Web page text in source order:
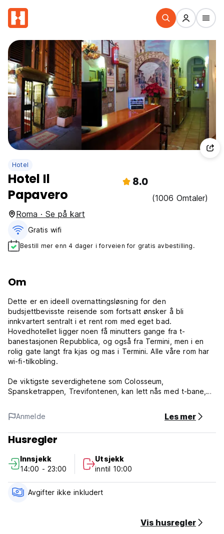
Hotel
Hotel Il
Papavero
8.0
(1006 Omtaler)
Roma · Se på kart
Gratis wifi‎
Bestill mer enn 4 dager i forveien for gratis avbestilling.
Om
Dette er en ideell overnattingsløsning for den
budsjettbevisste reisende som fortsatt ønsker å bli
innkvartert sentralt i et rent rom med eget bad.
Hovedhotellet ligger noen få minutters gange fra t-
banestasjonen Repubblica, og også fra Termini, men i en
rolig gate langt fra kjas og mas i Termini. Alle våre rom har
wi-fi-tilkobling.
De viktigste severdighetene som Colosseum,
Spansketrappen, Trevifontenen, kan lett nås med t-bane,
Kredittkortet er kun for å garantere reservasjonen:
Betalingen vil bli gjort ved ankomst.
person, per natt).
Avbestillingsregler:
Avbestilling er mulig innen 72 timer fra ankomstdagen uten
Anmelde Les mer
Husregler
Innsjekk
14:00 - 23:00
Utsjekk
inntil 10:00
Avgifter ikke inkludert
Vis husregler